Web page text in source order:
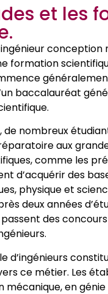
et les
conception
formation
baccalauréat
de nombreux
aux
comme les
d’acquérir des
physique et
deux années
des
d’ingénieurs
ce métier. Les
mécanique, en